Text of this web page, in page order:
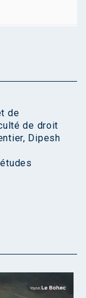
de
de droit
Dipesh